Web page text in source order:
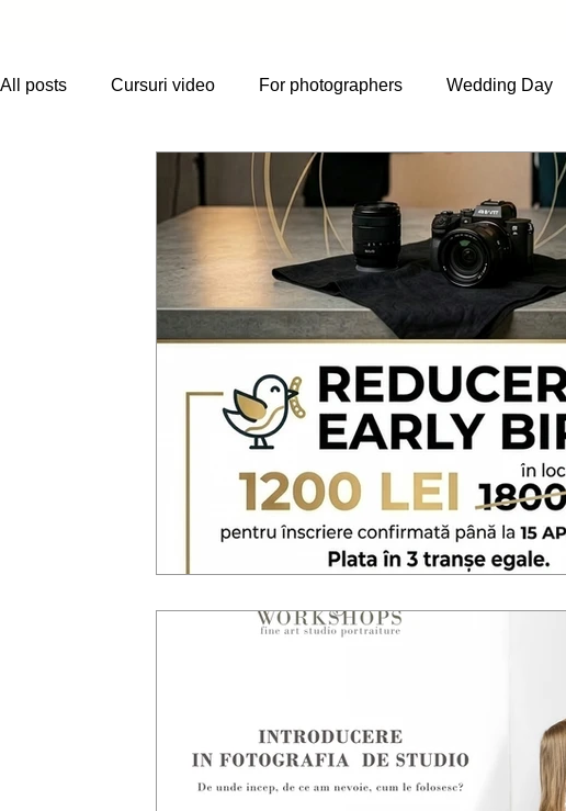
All posts Cursuri video For photographers Wedding Day